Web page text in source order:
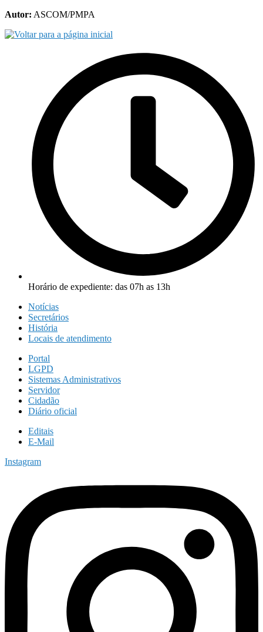
Autor: ASCOM/PMPA
Horário de expediente: das 07h as 13h
Notícias
Secretários
História
Locais de atendimento
Portal
LGPD
Sistemas Administrativos
Servidor
Cidadão
Diário oficial
Editais
E-Mail
Instagram